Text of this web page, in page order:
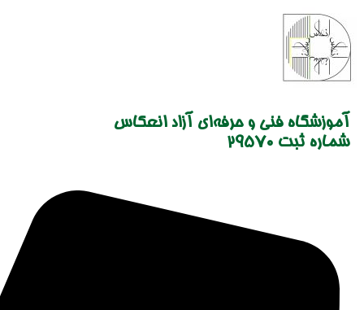
content
آموزشگاه فنی و حرفه‌ای آزاد انعکاس
شماره ثبت 29570